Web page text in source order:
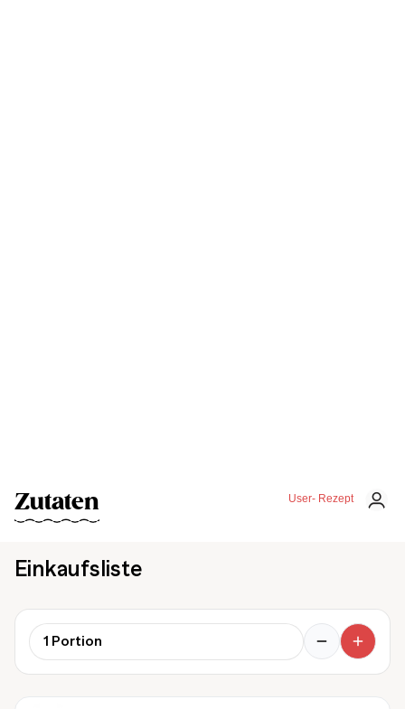
User- Rezept
Zutaten